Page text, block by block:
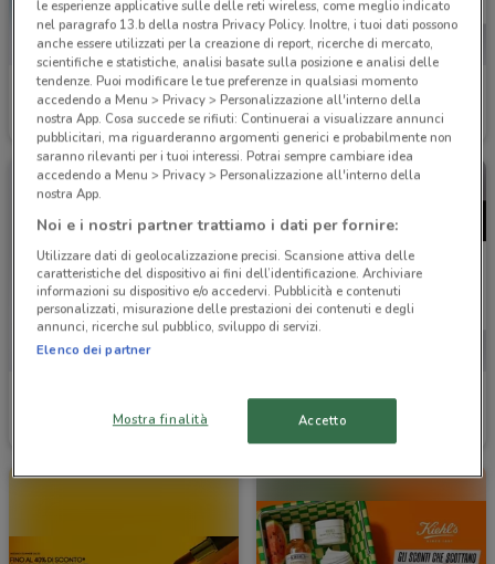
Ethos
Scade il 30/10 398 m
Ethos
Scade il 30/10 398 m
Ethos
le esperienze applicative sulle delle reti wireless, come meglio indicato
nel paragrafo 13.b della nostra Privacy Policy. Inoltre, i tuoi dati possono
anche essere utilizzati per la creazione di report, ricerche di mercato,
scientifiche e statistiche, analisi basate sulla posizione e analisi delle
tendenze. Puoi modificare le tue preferenze in qualsiasi momento
accedendo a Menu > Privacy > Personalizzazione all'interno della
nostra App. Cosa succede se rifiuti: Continuerai a visualizzare annunci
pubblicitari, ma riguarderanno argomenti generici e probabilmente non
saranno rilevanti per i tuoi interessi. Potrai sempre cambiare idea
accedendo a Menu > Privacy > Personalizzazione all'interno della
nostra App.
Noi e i nostri partner trattiamo i dati per fornire:
Utilizzare dati di geolocalizzazione precisi. Scansione attiva delle
caratteristiche del dispositivo ai fini dell’identificazione. Archiviare
informazioni su dispositivo e/o accedervi. Pubblicità e contenuti
personalizzati, misurazione delle prestazioni dei contenuti e degli
annunci, ricerche sul pubblico, sviluppo di servizi.
Elenco dei partner
Mostra finalità Accetto